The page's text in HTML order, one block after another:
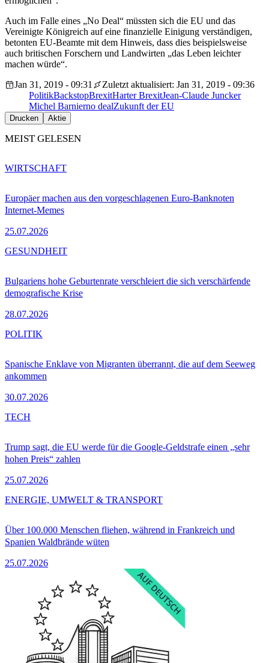
Auch im Falle eines „No Deal“ müssten sich die EU und das
Vereinigte Königreich auf eine finanzielle Einigung verständigen,
betonten EU-Beamte mit dem Hinweis, dass dies beispielsweise
auch britischen Forschern und Landwirten „das Leben leichter
machen würde“.
Jan 31, 2019 - 09:31
Zuletzt aktualisiert: Jan 31, 2019 - 09:36
PolitikBackstopBrexitHarter BrexitJean-Claude Juncker
Michel Barnierno dealZukunft der EU
Drucken Aktie
MEIST GELESEN
Europäer machen aus den vorgeschlagenen Euro-Banknoten
Internet-Memes
25.07.2026
WIRTSCHAFT
Bulgariens hohe Geburtenrate verschleiert die sich verschärfende
demografische Krise
28.07.2026
GESUNDHEIT
Spanische Enklave von Migranten überrannt, die auf dem Seeweg
ankommen
30.07.2026
POLITIK
Trump sagt, die EU werde für die Google-Geldstrafe einen „sehr
hohen Preis“ zahlen
25.07.2026
TECH
Über 100.000 Menschen fliehen, während in Frankreich und
Spanien Waldbrände wüten
25.07.2026
ENERGIE, UMWELT & TRANSPORT